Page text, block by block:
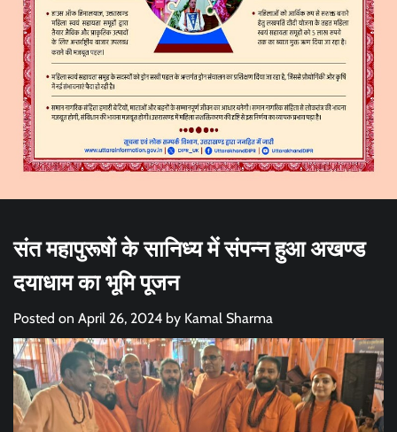
संत महापुरूषों के सानिध्य में संपन्न हुआ अखण्ड
दयाधाम का भूमि पूजन
Posted on April 26, 2024 by Kamal Sharma